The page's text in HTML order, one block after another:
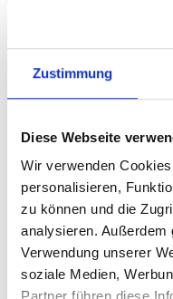
Zustimmung
Diese Webseite
Wir verwenden
personalisieren,
zu können und die
analysieren. Außerdem
Verwendung unserer
soziale Medien,
Rammschutz-Poller
Leitplanke Typ A
Leitplanke Typ B
Anfahrschutz
Säulenschutz
Radfänger
Schutz für EV-Ladesäule
Rammschutzbügel
Baumschutz